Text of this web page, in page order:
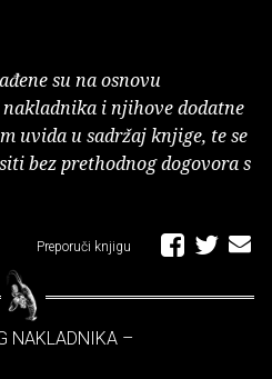
su na osnovu
i njihove dodatne
uvida u sadržaj knjige, te se
bez prethodnog dogovora s
Preporuči knjigu
NAKLADNIKA –